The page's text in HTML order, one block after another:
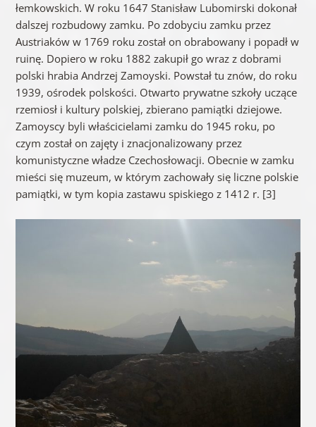
łemkowskich. W roku 1647 Stanisław Lubomirski dokonał
dalszej rozbudowy zamku. Po zdobyciu zamku przez
Austriaków w 1769 roku został on obrabowany i popadł w
ruinę. Dopiero w roku 1882 zakupił go wraz z dobrami
polski hrabia Andrzej Zamoyski. Powstał tu znów, do roku
1939, ośrodek polskości. Otwarto prywatne szkoły uczące
rzemiosł i kultury polskiej, zbierano pamiątki dziejowe.
Zamoyscy byli właścicielami zamku do 1945 roku, po
czym został on zajęty i znacjonalizowany przez
komunistyczne władze Czechosłowacji. Obecnie w zamku
mieści się muzeum, w którym zachowały się liczne polskie
pamiątki, w tym kopia zastawu spiskiego z 1412 r. [3]